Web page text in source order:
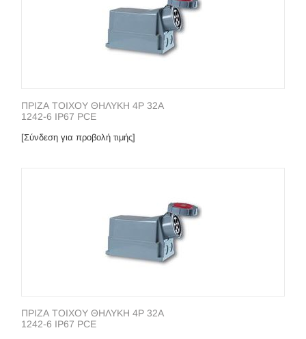
ΠΡΙΖΑ ΤΟΙΧΟΥ ΘΗΛΥΚΗ 4P 32A
1242-6 IP67 PCE
[Σύνδεση για προβολή τιμής]
ΠΡΙΖΑ ΤΟΙΧΟΥ ΘΗΛΥΚΗ 4P 32A
1242-6 IP67 PCE